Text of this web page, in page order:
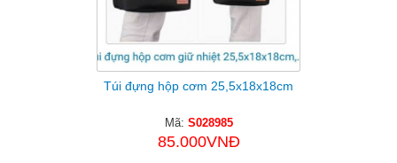
Túi đựng hộp cơm 25,5x18x18cm
Mã: S028985
85.000VNĐ